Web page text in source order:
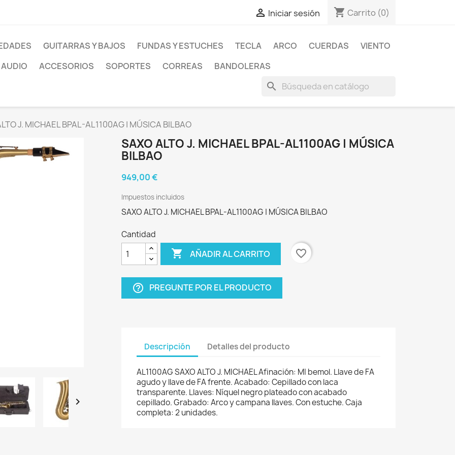
 Iniciar sesión shopping_cart Carrito (0)
GUITARRAS Y BAJOS FUNDAS Y ESTUCHES TECLA ARCO CUERDAS
VIENTO
AUDIO
ACCESORIOS SOPORTES CORREAS BANDOLERAS
search
J. MICHAEL BPAL-AL1100AG | MÚSICA BILBAO

SAXO ALTO J. MICHAEL BPAL-AL1100AG | MÚSICA
BILBAO
949,00 €
Impuestos incluidos
SAXO ALTO J. MICHAEL BPAL-AL1100AG | MÚSICA BILBAO
Cantidad
 AÑADIR AL CARRITO favorite_border
help_outline PREGUNTE POR EL PRODUCTO
Descripción Detalles del producto
AL1100AG SAXO ALTO J. MICHAEL Afinación: MI bemol. Llave de FA
agudo y llave de FA frente. Acabado: Cepillado con laca
transparente. Llaves: Níquel negro plateado con acabado
cepillado. Grabado: Arco y campana llaves. Con estuche. Caja
completa: 2 unidades.